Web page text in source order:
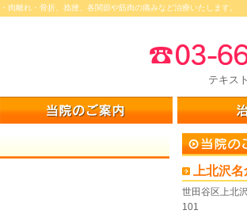
離れ・骨折、捻挫、各関節や筋肉の痛みなど治療いたします。
テキス
上北沢
世田谷区上北
101